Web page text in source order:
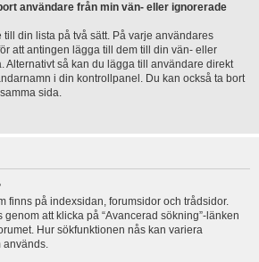
användare från min vän- eller ignorerade
din lista på två sätt. På varje användares
att antingen lägga till dem till din vän- eller
Alternativt så kan du lägga till användare direkt
i din kontrollpanel. Du kan också ta bort
sida.
finns på indexsidan, forumsidor och trådsidor.
att klicka på “Avancerad sökning”-länken
Hur sökfunktionen nås kan variera
används.